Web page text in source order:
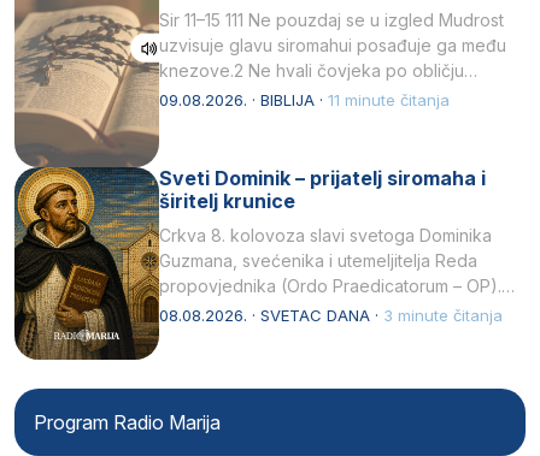
Sir 11–15 111 Ne pouzdaj se u izgled Mudrost
uzvisuje glavu siromahui posađuje ga među
knezove.2 Ne hvali čovjeka po obličju
njegovui…
09.08.2026. · BIBLIJA · 11 minute čitanja
Sveti Dominik – prijatelj siromaha i
širitelj krunice
Crkva 8. kolovoza slavi svetoga Dominika
Guzmana, svećenika i utemeljitelja Reda
propovjednika (Ordo Praedicatorum – OP).
Svojim životom, dubokom ljubavlju prema
08.08.2026. · SVETAC DANA · 3 minute čitanja
Program Radio Marija